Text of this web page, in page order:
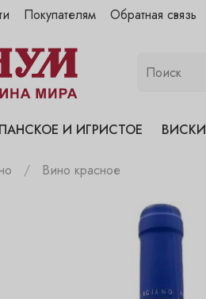
Покупателям Обратная связь
И ИГРИСТОЕ ВИСКИ
Вино красное